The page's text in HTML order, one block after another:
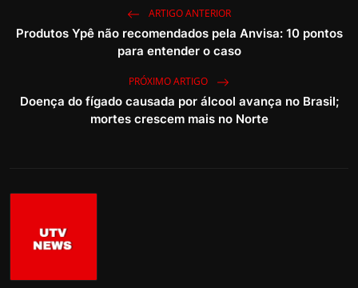
ARTIGO ANTERIOR
Produtos Ypê não recomendados pela Anvisa: 10 pontos
para entender o caso
PRÓXIMO ARTIGO
Doença do fígado causada por álcool avança no Brasil;
mortes crescem mais no Norte